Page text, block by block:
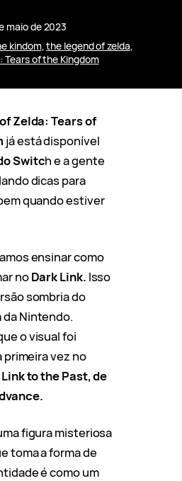
maio de 2023
kindom, the legend of zelda
Tears of the Kingdom
Zelda: Tears of
já está disponível
Switch e a gente
dicas para
quando estiver
ensinar como
noDark Link. Isso
sombria do
Nintendo.
o visual foi
primeira vez no
Link to the Past, de
figura misteriosa
toma a forma de
é como um